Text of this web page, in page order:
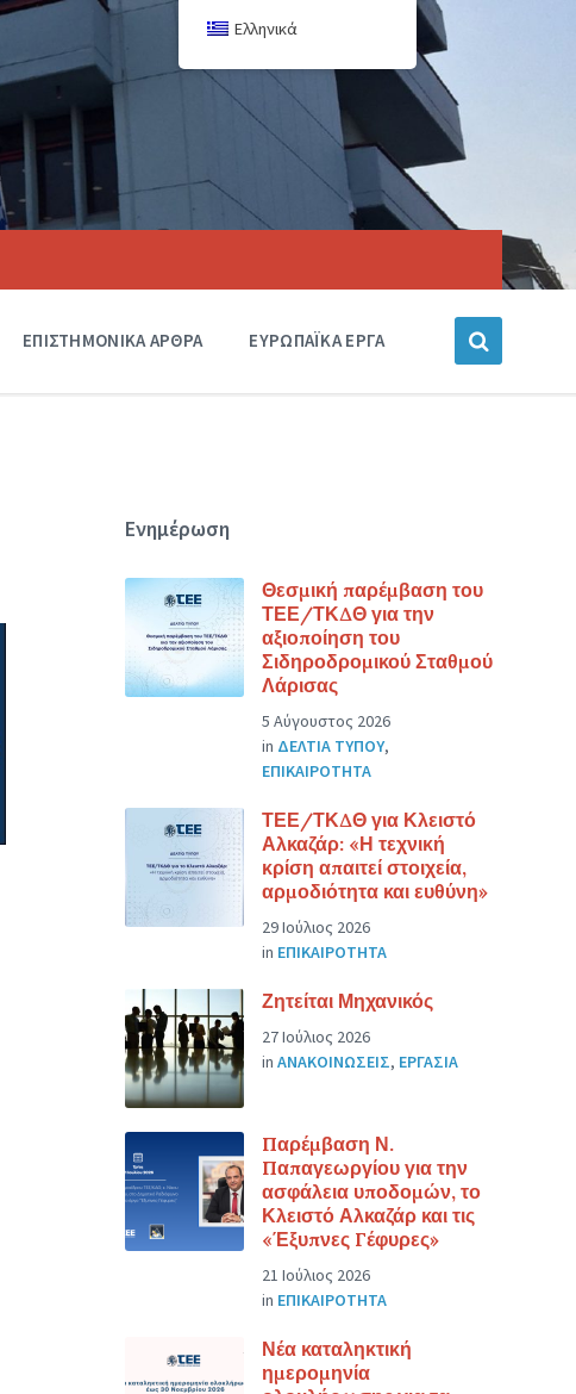
ΕΠΙΣΤΗΜΟΝΙΚΑ ΑΡΘΡΑ ΕΥΡΩΠΑΪΚΑ ΕΡΓΑ
Ενημέρωση
Θεσμική παρέμβαση του
ΤΕΕ/ΤΚΔΘ για την
αξιοποίηση του
Σιδηροδρομικού Σταθμού
Λάρισας
5 Αύγουστος 2026
in ΔΕΛΤΙΑ ΤΥΠΟΥ,
ΕΠΙΚΑΙΡΟΤΗΤΑ
ΤΕΕ/ΤΚΔΘ για Κλειστό
Αλκαζάρ: «Η τεχνική
κρίση απαιτεί στοιχεία,
αρμοδιότητα και ευθύνη»
29 Ιούλιος 2026
in ΕΠΙΚΑΙΡΟΤΗΤΑ
Ζητείται Μηχανικός
27 Ιούλιος 2026
inΑΝΑΚΟΙΝΩΣΕΙΣ, ΕΡΓΑΣΙΑ
Παρέμβαση Ν.
Παπαγεωργίου για την
ασφάλεια υποδομών, το
Κλειστό Αλκαζάρ και τις
«Έξυπνες Γέφυρες»
21 Ιούλιος 2026
in ΕΠΙΚΑΙΡΟΤΗΤΑ
Νέα καταληκτική
ημερομηνία
Ελληνικά